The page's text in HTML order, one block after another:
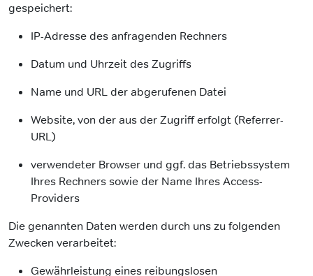
gespeichert:
IP-Adresse des anfragenden Rechners
Datum und Uhrzeit des Zugriffs
Name und URL der abgerufenen Datei
Website, von der aus der Zugriff erfolgt (Referrer-
URL)
verwendeter Browser und ggf. das Betriebssystem
Ihres Rechners sowie der Name Ihres Access-
Providers
Die genannten Daten werden durch uns zu folgenden
Zwecken verarbeitet:
Gewährleistung eines reibungslosen